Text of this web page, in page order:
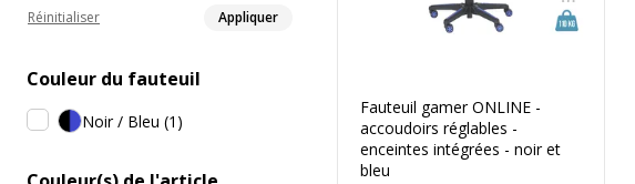
Réinitialiser Appliquer
Couleur du fauteuil
Noir / Bleu (1 )
Fauteuil gamer ONLINE -
accoudoirs réglables -
enceintes intégrées - noir et
bleu